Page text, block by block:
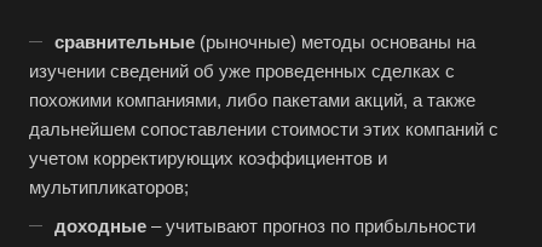
сравнительные (рыночные) методы основаны на
изучении сведений об уже проведенных сделках с
похожими компаниями, либо пакетами акций, а также
дальнейшем сопоставлении стоимости этих компаний с
учетом корректирующих коэффициентов и
мультипликаторов;
доходные – учитывают прогноз по прибыльности
Бузулук
Буй
Буйнакск
Бутурлиновка